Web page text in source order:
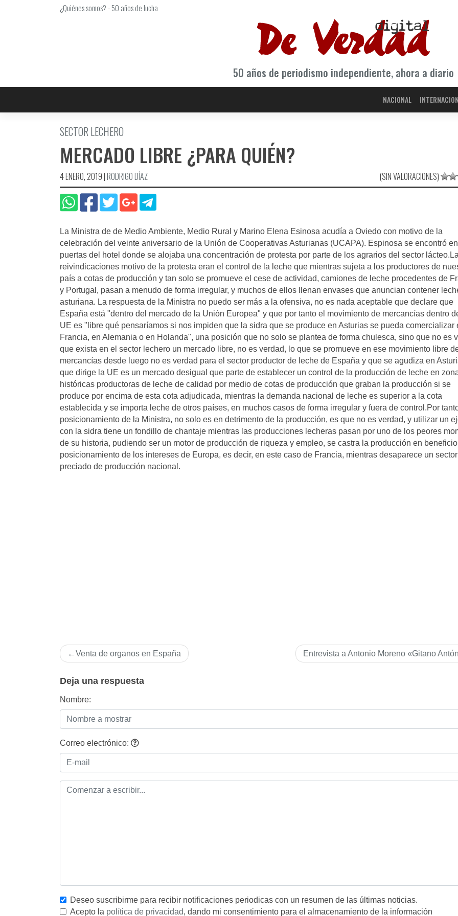
¿Quiénes somos?-50 años de lucha
50 años de periodismo independiente, ahora a diario
NACIONAL
SECTOR LECHERO
MERCADO LIBRE ¿PARA QUIÉN?
4 ENERO, 2019|RODRIGO DÍ­AZ (SIN VALORACIONES)
La Ministra de de Medio Ambiente, Medio Rural y Marino Elena Esinosa acudía a Oviedo con motivo de la
celebración del veinte aniversario de la Unión de Cooperativas Asturianas (UCAPA). Espinosa se encontró
puertas del hotel donde se alojaba una concentración de protesta por parte de los agrarios del sector
reivindicaciones motivo de la protesta eran el control de la leche que mientras sujeta a los productores de
país a cotas de producción y tan solo se promueve el cese de actividad, camiones de leche procedentes de
y Portugal, pasan a menudo de forma irregular, y muchos de ellos llenan envases que anuncian contener
asturiana. La respuesta de la Ministra no puedo ser más a la ofensiva, no es nada aceptable que declare que
España está "dentro del mercado de la Unión Europea" y que por tanto el movimiento de mercancías dentro
UE es "libre qué pensaríamos si nos impiden que la sidra que se produce en Asturias se pueda comercializar
Francia, en Alemania o en Holanda", una posición que no solo se plantea de forma chulesca, sino que no es
que exista en el sector lechero un mercado libre, no es verdad, lo que se promueve en ese movimiento libre
mercancías desde luego no es verdad para el sector productor de leche de España y que se agudiza en
que dirige la UE es un mercado desigual que parte de establecer un control de la producción de leche en
históricas productoras de leche de calidad por medio de cotas de producción que graban la producción si se
produce por encima de esta cota adjudicada, mientras la demanda nacional de leche es superior a la cota
establecida y se importa leche de otros países, en muchos casos de forma irregular y fuera de control.Por
posicionamiento de la Ministra, no solo es en detrimento de la producción, es que no es verdad, y utilizar un
con la sidra tiene un fondillo de chantaje mientras las producciones lecheras pasan por uno de los peores
de su historia, pudiendo ser un motor de producción de riqueza y empleo, se castra la producción en
posicionamiento de los intereses de Europa, es decir, en este caso de Francia, mientras desaparece un sector
preciado de producción nacional.
Navegación
de
entradas
Venta de organos en España Entrevista a Antonio Moreno «Gitano
Deja una respuesta
Nombre:
Correo electrónico:
Deseo suscribirme para recibir notificaciones periodicas con un resumen de las últimas noticias.
Acepto la política de privacidad, dando mi consentimiento para el almacenamiento de la información